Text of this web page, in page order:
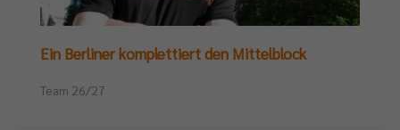
Ein Berliner komplettiert den Mittelblock
Team 26/27